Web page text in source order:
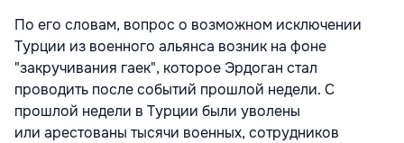
По его словам, вопрос о возможном исключении
Турции из военного альянса возник на фоне
"закручивания гаек", которое Эрдоган стал
проводить после событий прошлой недели. С
прошлой недели в Турции были уволены
или арестованы тысячи военных, сотрудников